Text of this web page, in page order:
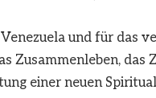
und für das
Zusammenleben,
einer neuen